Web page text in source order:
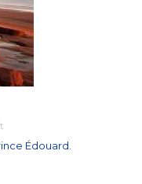
Édouard.